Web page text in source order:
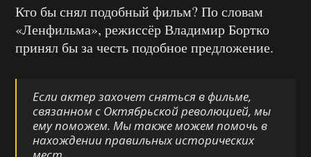
Кто бы снял подобный фильм? По словам
«Ленфильма», режиссёр Владимир Бортко
принял бы за честь подобное предложение.
Если актер захочет сняться в фильме,
связанном с Октябрьской революцией, мы
ему поможем. Мы также можем помочь в
нахождении правильных исторических